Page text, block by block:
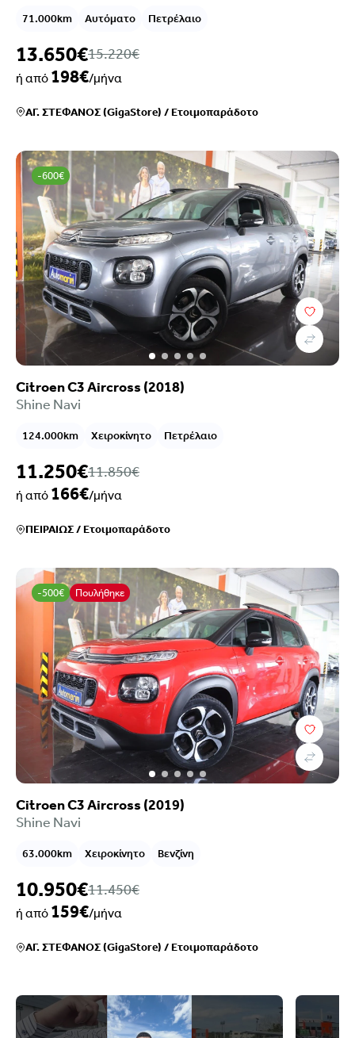
71.000km Αυτόματο Πετρέλαιο
13.650€15.220€
ή από 198€/μήνα
ΑΓ. ΣΤΕΦΑΝΟΣ (GigaStore) /Ετοιμοπαράδοτο
-600€
Citroen C3 Aircross (2018)
Shine Navi
124.000km Χειροκίνητο Πετρέλαιο
11.250€11.850€
ή από 166€/μήνα
ΠΕΙΡΑΙΩΣ/Ετοιμοπαράδοτο
-500€ Πουλήθηκε
Citroen C3 Aircross (2019)
Shine Navi
63.000km Χειροκίνητο Βενζίνη
10.950€11.450€
ή από 159€/μήνα
ΑΓ. ΣΤΕΦΑΝΟΣ (GigaStore) /Ετοιμοπαράδοτο